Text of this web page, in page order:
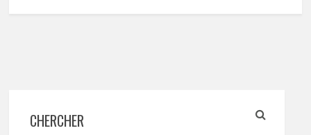
CHERCHER